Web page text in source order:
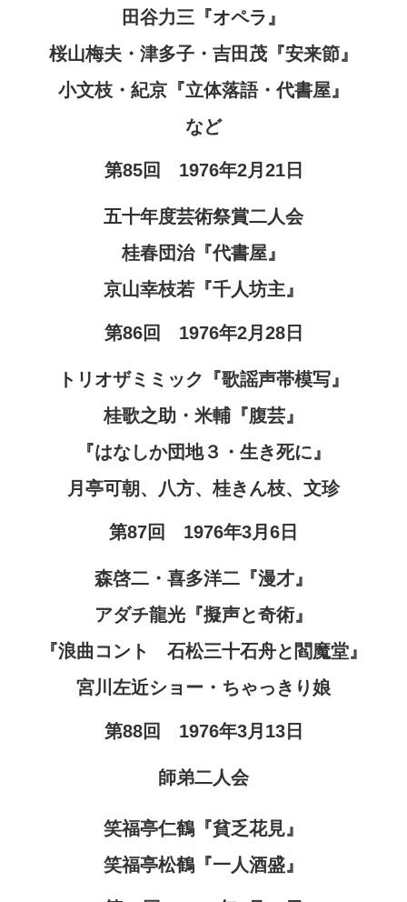
田谷力三『オペラ』
桜山梅夫・津多子・吉田茂『安来節』
小文枝・紀京『立体落語・代書屋』
など
第85回 1976年2月21日
五十年度芸術祭賞二人会
桂春団治『代書屋』
京山幸枝若『千人坊主』
第86回 1976年2月28日
トリオザミミック『歌謡声帯模写』
桂歌之助・米輔『腹芸』
『はなしか団地３・生き死に』
月亭可朝、八方、桂きん枝、文珍
第87回 1976年3月6日
森啓二・喜多洋二『漫才』
アダチ龍光『擬声と奇術』
『浪曲コント 石松三十石舟と閻魔堂』
宮川左近ショー・ちゃっきり娘
第88回 1976年3月13日
師弟二人会
笑福亭仁鶴『貧乏花見』
笑福亭松鶴『一人酒盛』